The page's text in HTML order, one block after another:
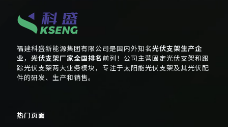
福建科盛新能源集团有限公司是国内外知名光伏支架生产企
业， 光伏支架厂家全国排名前列！公司主营固定光伏支架和跟
踪光伏支架两大业务模块，专注于太阳能光伏支架及其光伏配
件的研发、生产和销售。
热门页面